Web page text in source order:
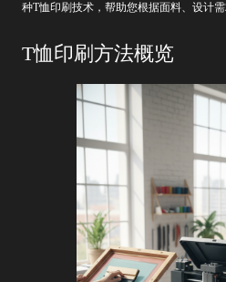
种T恤印刷技术，帮助您根据面料、设计
T恤印刷方法概览